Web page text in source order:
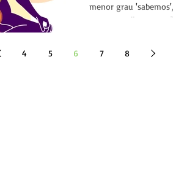
menor grau
mesmo realizamos
4
5 6 7 8